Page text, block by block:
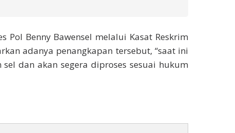
Pol Benny Bawensel melalui Kasat Reskrim
adanya penangkapan tersebut, “saat ini
dan akan segera diproses sesuai hukum